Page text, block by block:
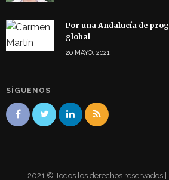
Por una Andalucía de
global
20 MAYO, 2021
SÍGUENOS
2021 © Todos los derechos reservados